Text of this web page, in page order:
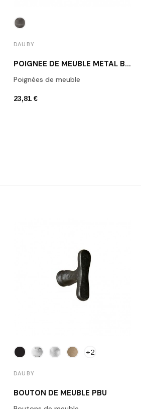
DAUBY
POIGNÉE DE MEUBLE MÉTAL BRUT DAUBY PML 32 RM
Poignées de meuble
23,81 €
+2
DAUBY
BOUTON DE MEUBLE PBU